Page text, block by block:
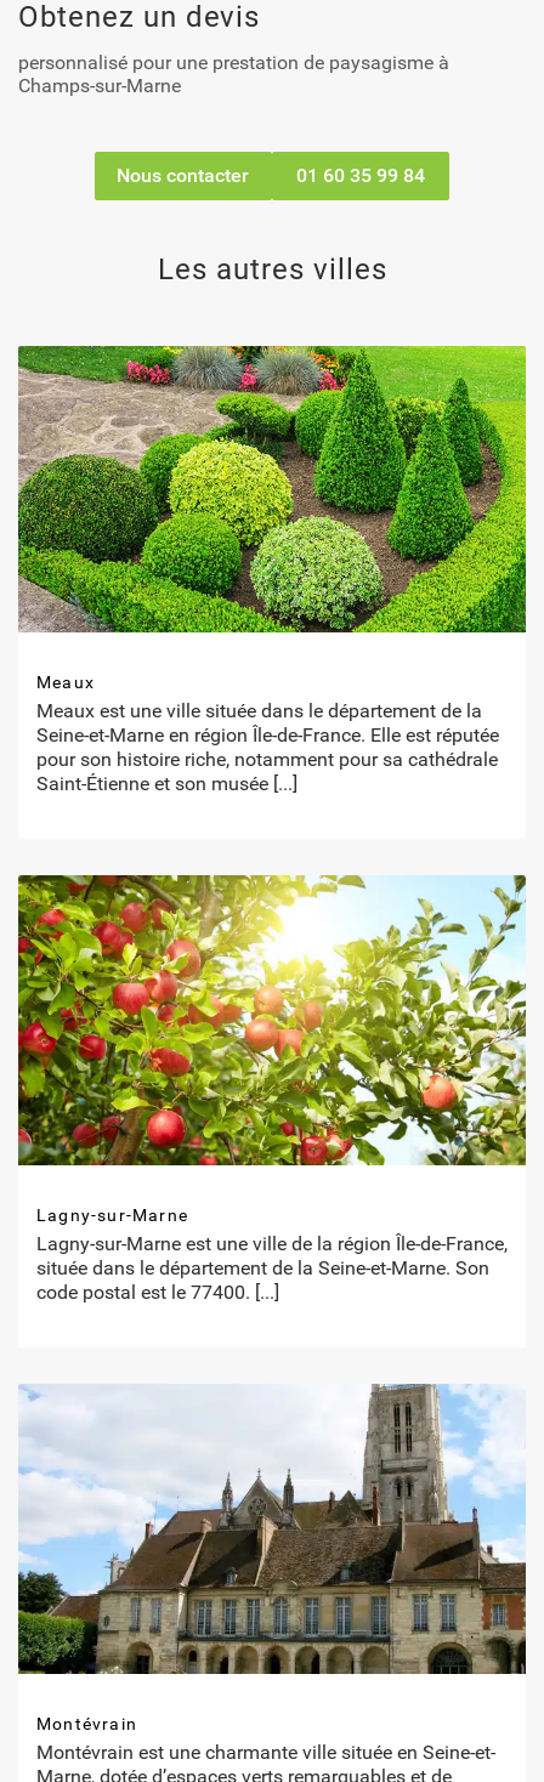
Obtenez un devis
personnalisé pour une prestation de paysagisme à
Champs-sur-Marne
Nous contacter 01 60 35 99 84
Les autres villes
Meaux
Meaux est une ville située dans le département de la
Seine-et-Marne en région Île-de-France. Elle est réputée
pour son histoire riche, notamment pour sa cathédrale
Saint-Étienne et son musée [...]
Lagny-sur-Marne
Lagny-sur-Marne est une ville de la région Île-de-France,
située dans le département de la Seine-et-Marne. Son
code postal est le 77400. [...]
Montévrain
Montévrain est une charmante ville située en Seine-et-
Marne, dotée d’espaces verts remarquables et de